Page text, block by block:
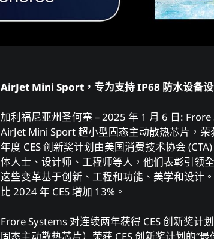
AirJet Mini Sport，专为⽀持 IP68 防⽔设备设
加利福尼亚州圣何塞 – 2025 年 1 ⽉ 6 ⽇:
AirJet Mini Sport 超⼩型固态主动散热芯⽚，
年度 CES 创新奖计划由美国消费技术协会
体⼈⼠、设计师、⼯程师等⼈，他们表彰引领
这些变⾰基于创新、⼯程和功能、美学和设计
⽐ 2024 年 CES 增加 13%。
Frore Systems 对连续两年获得 CES 创新奖